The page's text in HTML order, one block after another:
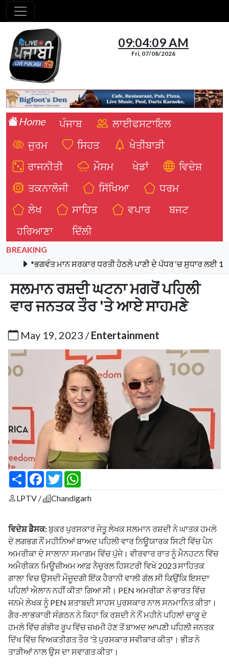
09:04:10 AM
Fri, 07/08/2026
Home ਪੰਜਾਬ
ਲਾਈਫਸਟਾਇਲ
ਜੁਰਮ
ਸਿਹਤ
ਖੇਤੀਬਾੜੀ
ਰਾਜਨੀਤੀ
ਮੌਸਮ ਖੇਡਾਂ
ਵਿਦੇਸ਼
ਤਕਨਾਲੋਜੀ
ਸਿੱਖਿਆ
ਧਰਮ
ਲੇਖ
ਸਾਹਿਤ ਵਪਾਰ
ਬਜਟ
ਹਰਿਆਣਾ
ਦਿੱਲੀ
BREAKING
ਮਾਨ ਸਰਕਾਰ ਧਰਤੀ ਹੇਠਲੇ ਪਾਣੀ ਦੇ ਪੱਧਰ ‘ਚ ਸੁਧਾਰ ਲਈ 16,000
ਸਲਮਾਨ ਰਸ਼ਦੀ ਘਟਨਾ ਮਗਰੋਂ ਪਹਿਲੀ
ਵਾਰ ਜਨਤਕ ਤੌਰ 'ਤੇ ਆਏ ਸਾਹਮਣੇ
May 19, 2023 /Entertainment
S
a
r
F
c
e
o
k
T
w
i
t
r
a
t
p
p
LPTV / Chandigarh
ਵਿਦੇਸ਼ ਡੈਸਕ:ਬੁਕਰ ਪੁਰਸਕਾਰ ਜੇਤੂ ਲੇਖਕ ਸਲਮਾਨ ਰਸ਼ਦੀ ਨੇ ਘਾਤਕ ਹਮਲੇ
ਦੇ ਲਗਭਗ ਨੌਂ ਮਹੀਨਿਆਂ ਬਾਅਦ ਪਹਿਲੀ ਵਾਰ ਨਿਊਯਾਰਕ ਸਿਟੀ ਵਿੱਚ ਪੈਨ
ਅਮਰੀਕਾ ਦੇ ਸਾਲਾਨਾ ਸਮਾਗਮ ਵਿੱਚ ਪੁੱਜੇ। ਵੀਰਵਾਰ ਰਾਤ ਨੂੰ ਮੈਨਹਟਨ ਵਿੱਚ
ਅਮੈਰੀਕਨ ਮਿਊਜ਼ੀਅਮ ਆਫ਼ ਨੈਚੁਰਲ ਹਿਸਟਰੀ ਵਿਖੇ 2023 ਸਾਹਿਤਕ
ਗਾਲਾ ਵਿਚ ਉਸਦੀ ਮੌਜੂਦਗੀ ਇੱਕ ਹੈਰਾਨੀ ਵਾਲੀ ਗੱਲ ਸੀ ਕਿਉਂਕਿ ਇਸਦਾ
ਪਹਿਲਾਂ ਐਲਾਨ ਨਹੀਂ ਕੀਤਾ ਗਿਆ ਸੀ। PEN ਅਮਰੀਕਾ ਨੇ ਭਾਰਤ ਵਿੱਚ
ਜਨਮੇ ਲੇਖਕ ਨੂੰ PEN ਸ਼ਤਾਬਦੀ ਸਾਹਸ ਪੁਰਸਕਾਰ ਨਾਲ ਸਨਮਾਨਿਤ ਕੀਤਾ।
ਗੈਰ-ਲਾਭਕਾਰੀ ਸੰਗਠਨ ਨੇ ਕਿਹਾ ਕਿ ਰਸ਼ਦੀ ਨੇ ਨੌਂ ਮਹੀਨੇ ਪਹਿਲਾਂ ਚਾਕੂ ਦੇ
ਹਮਲੇ ਵਿੱਚ ਗੰਭੀਰ ਰੂਪ ਵਿੱਚ ਜ਼ਖਮੀ ਹੋਣ ਤੋਂ ਬਾਅਦ ਆਪਣੀ ਪਹਿਲੀ ਜਨਤਕ
ਦਿੱਖ ਵਿੱਚ ਵਿਅਕਤੀਗਤ ਤੌਰ 'ਤੇ ਪੁਰਸਕਾਰ ਸਵੀਕਾਰ ਕੀਤਾ। ਭੀੜ ਨੇ
ਤਾੜੀਆਂ ਨਾਲ ਉਸ ਦਾ ਸਵਾਗਤ ਕੀਤਾ।